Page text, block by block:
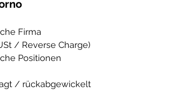
Firma
/ Reverse Charge)
Positionen
/ rückabgewickelt